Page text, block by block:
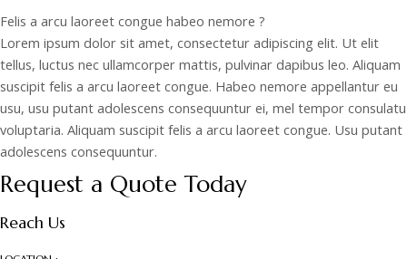
Felis a arcu laoreet congue habeo nemore ?
Lorem ipsum dolor sit amet, consectetur adipiscing elit. Ut elit
tellus, luctus nec ullamcorper mattis, pulvinar dapibus leo. Aliquam
suscipit felis a arcu laoreet congue. Habeo nemore appellantur eu
usu, usu putant adolescens consequuntur ei, mel tempor consulatu
voluptaria. Aliquam suscipit felis a arcu laoreet congue. Usu putant
adolescens consequuntur.
Request a Quote Today
Reach Us